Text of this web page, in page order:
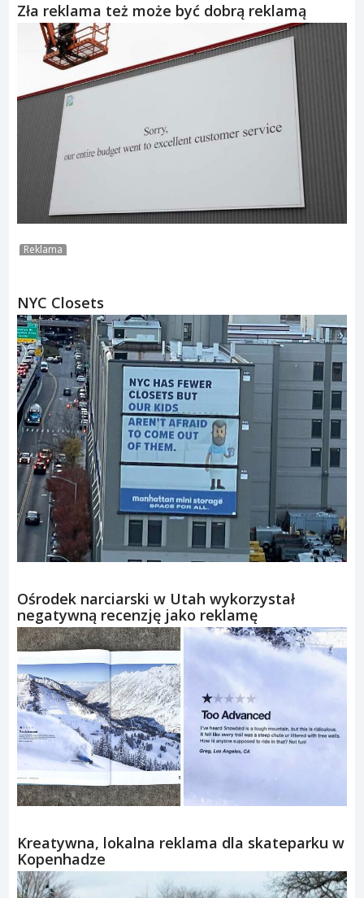
Zła reklama też może być dobrą reklamą
Reklama
NYC Closets
Ośrodek narciarski w Utah wykorzystał
negatywną recenzję jako reklamę
Kreatywna, lokalna reklama dla skateparku w
Kopenhadze